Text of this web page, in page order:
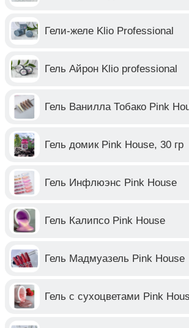
Гели-желе Klio Professional
Гель Айрон Klio professional
Гель Ванилла Тобако Pink
Гель домик Pink House, 30 гр
Гель Инфлюэнс Pink House
Гель Калипсо Pink House
Гель Мадмуазель Pink House
Гель с сухоцветами Pink